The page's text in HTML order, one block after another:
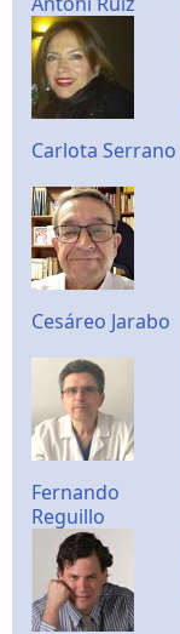
Carlota Serrano
Cesáreo Jarabo
Fernando
Reguillo